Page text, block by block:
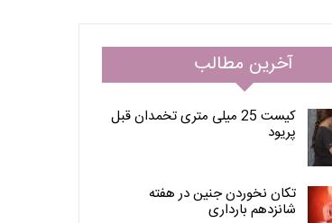
آخرین مطالب
کیست 25 میلی متری تخمدان قبل
پریود
تکان نخوردن جنین در هفته
شانزدهم بارداری